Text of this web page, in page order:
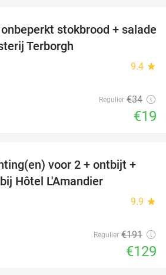
44%
stokbrood + salade
Terborgh
9.4 star
Regulier €34
€19
32%
voor 2 + ontbijt +
Hôtel L'Amandier
9.9 star
Regulier €191
€129